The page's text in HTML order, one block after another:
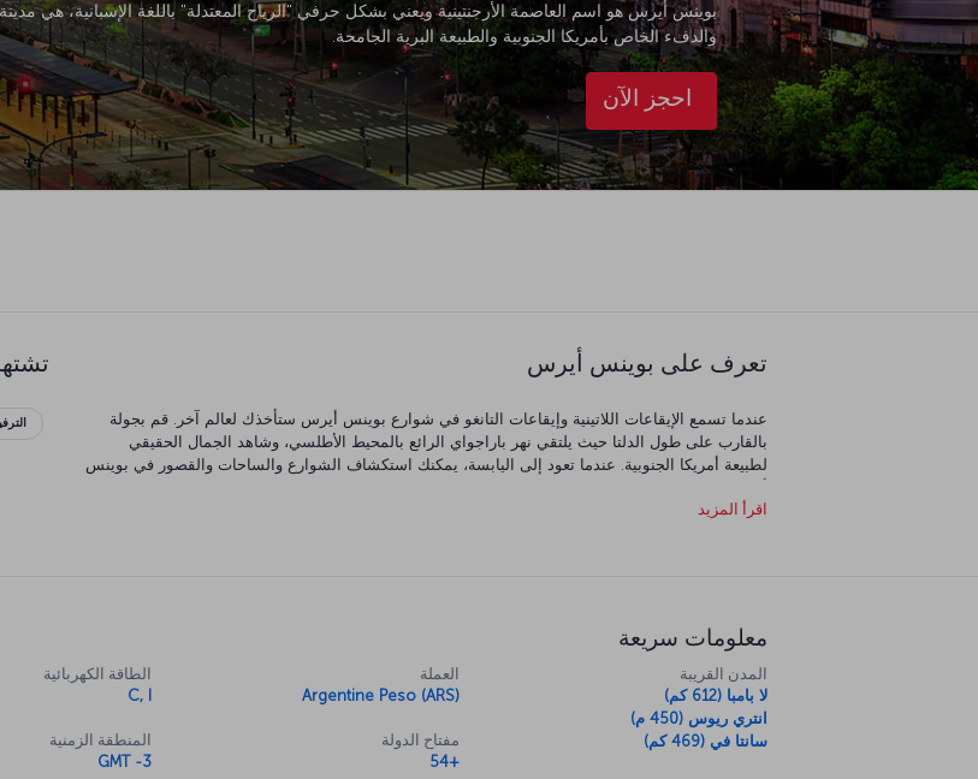
بوينس أيرس هو اسم العاصمة الأرجنتينية ويعني بشكل حرفي "الرياح المعتدلة" باللغة الإسبانية، هي
والدفء الخاص بأمريكا الجنوبية والطبيعة البرية الجامحة.
احجز الآن
تعرف على بوينس أيرس
عندما تسمع الإيقاعات اللاتينية وإيقاعات التانغو في شوارع بوينس أيرس ستأخذك لعالم آخر. قم بجولة
بالقارب على طول الدلتا حيث يلتقي نهر باراجواي الرائع بالمحيط الأطلسي، وشاهد الجمال الحقيقي
لطبيعة أمريكا الجنوبية. عندما تعود إلى اليابسة، يمكنك استكشاف الشوارع والساحات والقصور في بوينس
ومعارضها الرائعة. ثم بالطبع، هناك المطبخ الأرجنتيني لاكتشافه، وليس هناك مكان أفضل للقيام بذلك من
اقرأ المزيد
معلومات سريعة
المدن القريبة
لا بامبا (612 كم)
انتري ريوس (450 م)
سانتا في (469 كم)
العملة
Argentine Peso (ARS)
مفتاح الدولة
+54
الطاقة الكهربائية
C, I
المنطقة الزمنية
GMT -3